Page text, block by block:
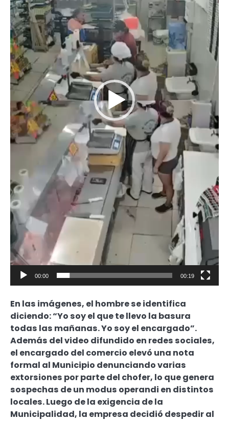
00:00 00:19
En las imágenes, el hombre se identifica
diciendo: “Yo soy el que te llevo la basura
todas las mañanas. Yo soy el encargado”.
Además del video difundido en redes sociales,
el encargado del comercio elevó una nota
formal al Municipio denunciando varias
extorsiones por parte del chofer, lo que genera
sospechas de un modus operandi en distintos
locales. Luego de la exigencia de la
Municipalidad, la empresa decidió despedir al